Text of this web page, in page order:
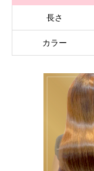
長さ
カラー